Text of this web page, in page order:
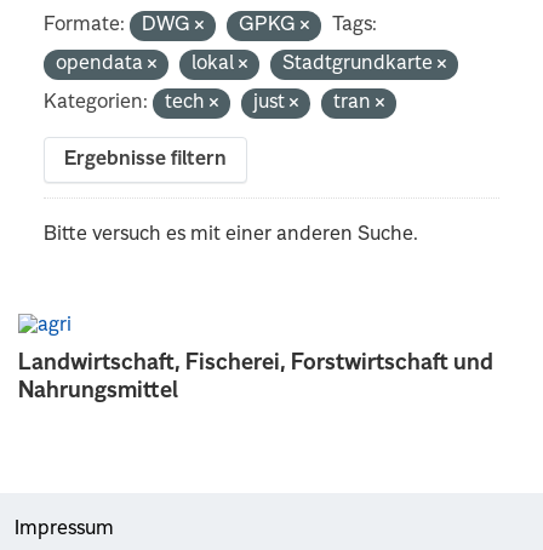
Landwirtschaft, Fischerei, Forstwirtschaft und
Nahrungsmittel
Formate: DWG GPKG
Tags:
opendata
lokal
Stadtgrundkarte
Kategorien:
tech just tran
Ergebnisse filtern
Bitte versuch es mit einer anderen Suche.
Impressum